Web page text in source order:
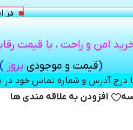
در
امن و راحت ، با قیمت
(قیمت و موجودیبروز
درج آدرس و شماره تماس خود
افزودن به علاقه مندی ها